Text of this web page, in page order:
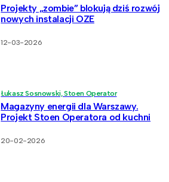
Projekty „zombie” blokują dziś rozwój
nowych instalacji OZE
12-03-2026
Łukasz Sosnowski, Stoen Operator
Magazyny energii dla Warszawy.
Projekt Stoen Operatora od kuchni
20-02-2026